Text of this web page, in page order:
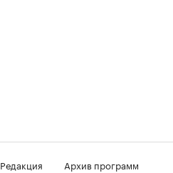
Редакция
Архив программ